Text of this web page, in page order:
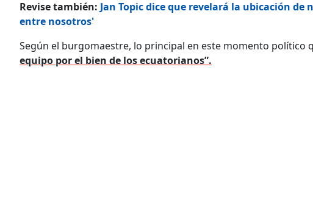
Revise también: Jan Topic dice que revelará la ubicación
entre nosotros'
Según el burgomaestre, lo principal en este momento político
equipo por el bien de los ecuatorianos”.